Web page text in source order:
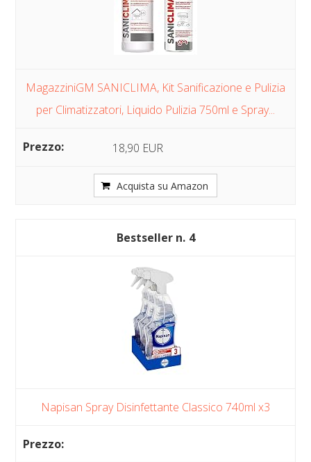
MagazziniGM SANICLIMA, Kit Sanificazione e Pulizia
per Climatizzatori, Liquido Pulizia 750ml e Spray...
18,90 EUR
Acquista su Amazon
4
Napisan Spray Disinfettante Classico 740ml x3